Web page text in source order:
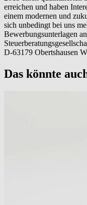
erreichen und haben
einem modernen und
sich unbedingt bei uns
Bewerbungsunterlagen
D-63179 Obertshausen
Das könnte